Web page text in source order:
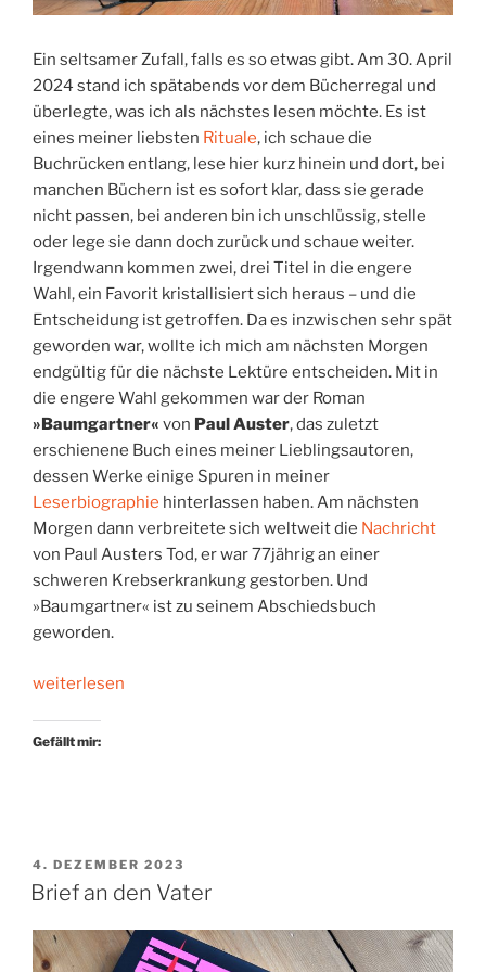
Ein seltsamer Zufall, falls es so etwas gibt. Am 30. April
2024 stand ich spätabends vor dem Bücherregal und
überlegte, was ich als nächstes lesen möchte. Es ist
eines meiner liebsten Rituale, ich schaue die
Buchrücken entlang, lese hier kurz hinein und dort, bei
manchen Büchern ist es sofort klar, dass sie gerade
nicht passen, bei anderen bin ich unschlüssig, stelle
oder lege sie dann doch zurück und schaue weiter.
Irgendwann kommen zwei, drei Titel in die engere
Wahl, ein Favorit kristallisiert sich heraus – und die
Entscheidung ist getroffen. Da es inzwischen sehr spät
geworden war, wollte ich mich am nächsten Morgen
endgültig für die nächste Lektüre entscheiden. Mit in
die engere Wahl gekommen war der Roman
»Baumgartner« von Paul Auster, das zuletzt
erschienene Buch eines meiner Lieblingsautoren,
dessen Werke einige Spuren in meiner
Leserbiographie hinterlassen haben. Am nächsten
Morgen dann verbreitete sich weltweit die Nachricht
von Paul Austers Tod, er war 77jährig an einer
schweren Krebserkrankung gestorben. Und
»Baumgartner« ist zu seinem Abschiedsbuch
geworden.
„Das
weiterlesen
Gefällt mir:
VERÖFFENTLICHT
AM
4. DEZEMBER 2023
Brief an den Vater